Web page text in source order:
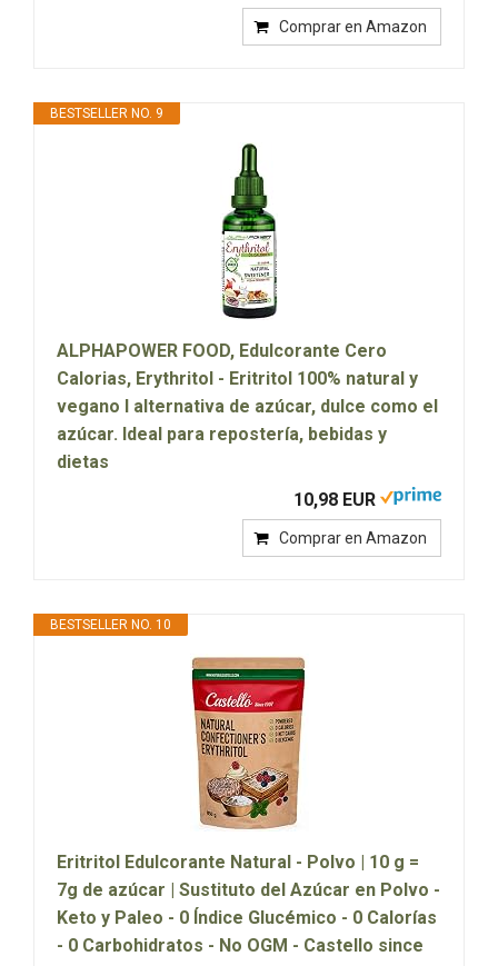
Comprar en Amazon
BESTSELLER NO. 9
ALPHAPOWER FOOD, Edulcorante Cero
Calorias, Erythritol - Eritritol 100% natural y
vegano I alternativa de azúcar, dulce como el
azúcar. Ideal para repostería, bebidas y
dietas
10,98 EUR
Comprar en Amazon
BESTSELLER NO. 10
Eritritol Edulcorante Natural - Polvo | 10 g =
7g de azúcar | Sustituto del Azúcar en Polvo -
Keto y Paleo - 0 Índice Glucémico - 0 Calorías
- 0 Carbohidratos - No OGM - Castello since